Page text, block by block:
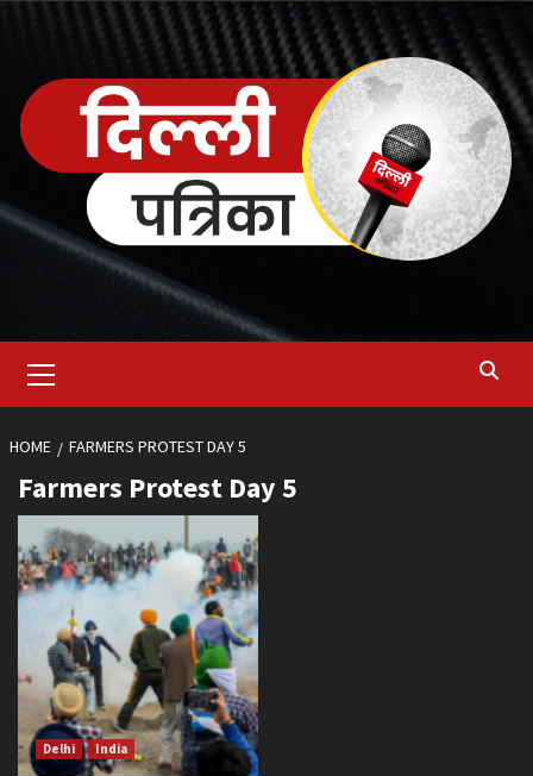
content
Menu
HOME FARMERS PROTEST DAY 5
Farmers Protest Day 5
Delhi India